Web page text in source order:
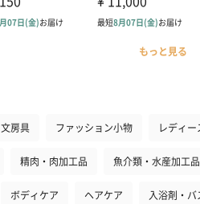
もっと見る
文房具 ファッション小物 レディ
精肉・肉加工品 魚介類・水産加工品
ボディケア ヘアケア 入浴剤・バ